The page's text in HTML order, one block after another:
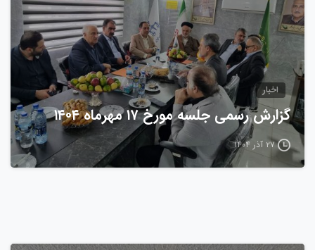
اخبار
گزارش رسمی جلسه مورخ ۱۷ مهرماه ۱۴۰۴
۲۷ آذر ۱۴۰۴